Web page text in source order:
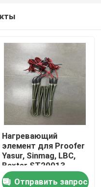
Нагревающий
элемент для Proofer
Yasur, Sinmag, LBC,
Baxter ST20013
Отправить запрос